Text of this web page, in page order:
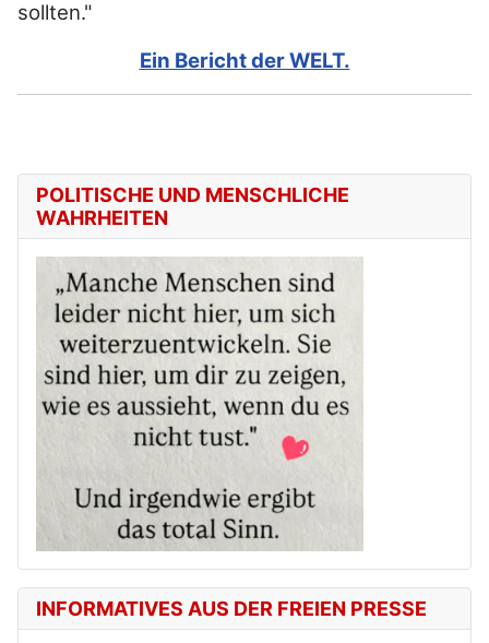
sollten."
Ein Bericht der WELT.
POLITISCHE UND MENSCHLICHE
WAHRHEITEN
INFORMATIVES AUS DER FREIEN PRESSE